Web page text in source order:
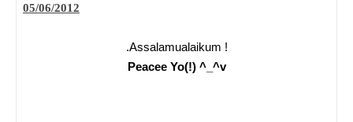
05/06/2012
.Assalamualaikum !
Peacee Yo(!) ^_^v